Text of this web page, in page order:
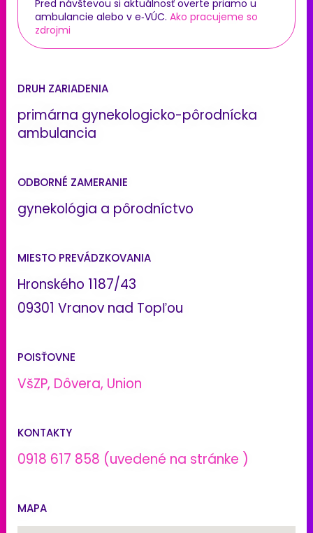
Pred návštevou si aktuálnosť overte priamo u
ambulancie alebo v e‑VÚC. Ako pracujeme so
zdrojmi
DRUH ZARIADENIA
primárna gynekologicko-pôrodnícka
ambulancia
ODBORNÉ ZAMERANIE
gynekológia a pôrodníctvo
MIESTO PREVÁDZKOVANIA
Hronského 1187/43
09301 Vranov nad Topľou
POISŤOVNE
VšZP, Dôvera, Union
KONTAKTY
0918 617 858 (uvedené na stránke )
MAPA